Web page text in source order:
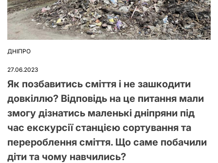
ОПУБЛІКУВАТИ
ДНІПРО
27.06.2023
Як позбавитись сміття і не зашкодити
довкіллю? Відповідь на це питання мали
змогу дізнатись маленькі дніпряни під
час екскурсії станцією сортування та
перероблення сміття. Що саме побачили
діти та чому навчились?